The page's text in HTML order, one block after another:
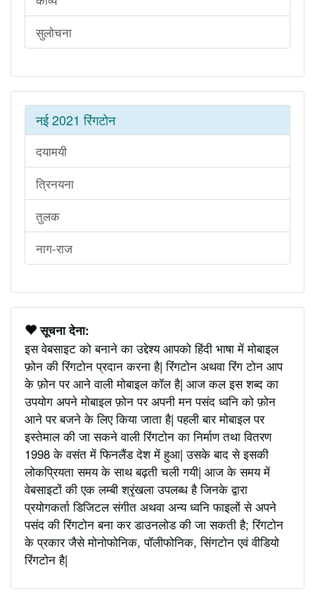
सुलोचना
नई 2021 रिंगटोन
दयामयी
त्रिनयना
तुलक
नाग-राज
सूचना देना:
इस वेबसाइट को बनाने का उद्देश्य आपको हिंदी भाषा में मोबाइल
फ़ोन की रिंगटोन प्रदान करना है| रिंगटोन अथवा रिंग टोन आप
के फ़ोन पर आने वाली मोबाइल कॉल है| आज कल इस शब्द का
उपयोग अपने मोबाइल फ़ोन पर अपनी मन पसंद ध्वनि को फ़ोन
आने पर बजने के लिए किया जाता है| पहली बार मोबाइल पर
इस्तेमाल की जा सकने वाली रिंगटोन का निर्माण तथा वितरण
1998 के वसंत में फिनलैंड देश में हुआ| उसके बाद से इसकी
लोकप्रियता समय के साथ बढ़ती चली गयी| आज के समय में
वेबसाइटों की एक लम्बी श्रृंखला उपलब्ध है जिनके द्वारा
प्रयोगकर्ता डिजिटल संगीत अथवा अन्य ध्वनि फाइलों से अपने
पसंद की रिंगटोन बना कर डाउनलोड की जा सकती है; रिंगटोन
के प्रकार जैसे मोनोफोनिक, पॉलीफोनिक, सिंगटोन एवं वीडियो
रिंगटोन है|